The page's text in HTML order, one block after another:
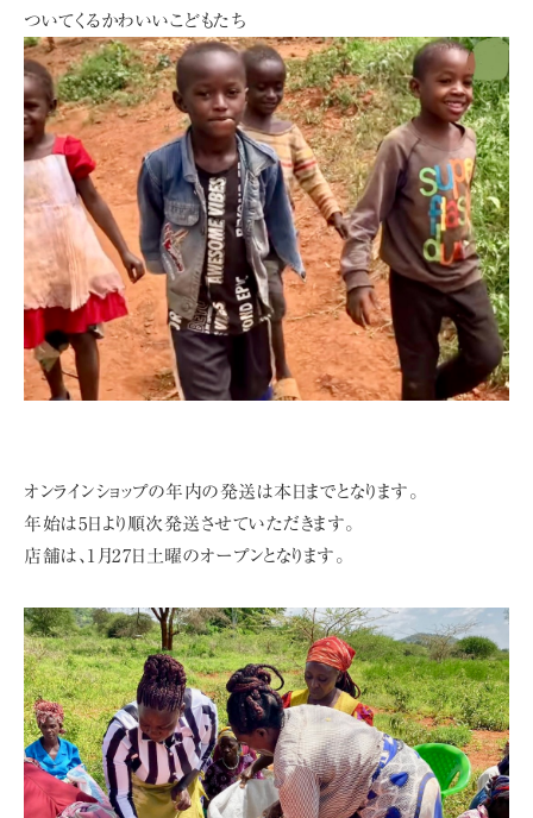
ついてくるかわいいこどもたち
オンラインショップの年内の発送は本日までとなります。
年始は5日より順次発送させていただきます。
店舗は、1月27日土曜のオープンとなります。